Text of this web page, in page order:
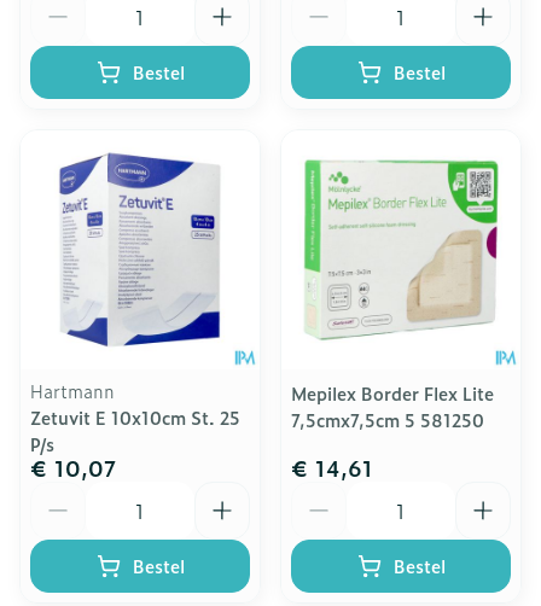
Bestel Bestel
Hartmann
Zetuvit E 10x10cm St. 25
P/s
€ 10,07
Bestel
Mepilex Border Flex Lite
7,5cmx7,5cm 5 581250
€ 14,61
Bestel